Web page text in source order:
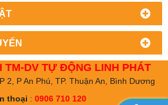
TM-DV TỰ ĐỘNG LINH PHÁT
2, P An Phú, TP. Thuận An, Bình Dương
thoại : 0906 710 120